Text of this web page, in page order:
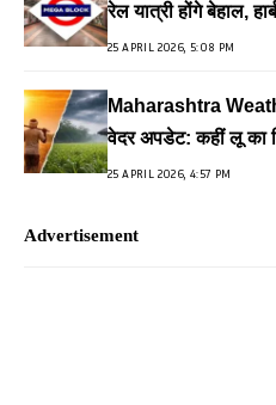
रेल यात्री होंगे बेहाल,
25 APRIL 2026, 5:08 PM
Maharashtra
वेदर अपडेट: कहीं लू का
अलर्ट’
25 APRIL 2026, 4:57 PM
Advertisement